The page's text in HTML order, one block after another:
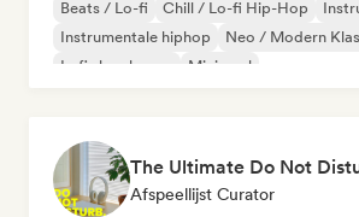
Beats / Lo-fi Chill / Lo-fi Hip-Hop
Instrumentale hiphop
Neo / Modern
Lofi slaapkamer
Minimaal
Afspeellijst Curator